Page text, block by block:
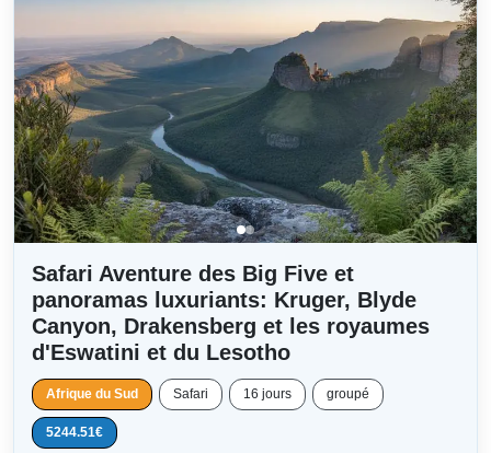
Safari Aventure des Big Five et
panoramas luxuriants: Kruger, Blyde
Canyon, Drakensberg et les royaumes
d'Eswatini et du Lesotho
Afrique du Sud Safari 16 jours groupé
5244.51€